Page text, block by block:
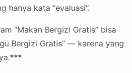
hanya kata “evaluasi”.
“Makan Bergizi Gratis” bisa
Bergizi Gratis” — karena yang